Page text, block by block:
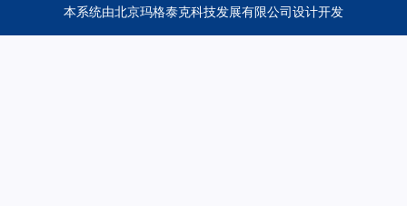
本系统由北京玛格泰克科技发展有限公司设计开发